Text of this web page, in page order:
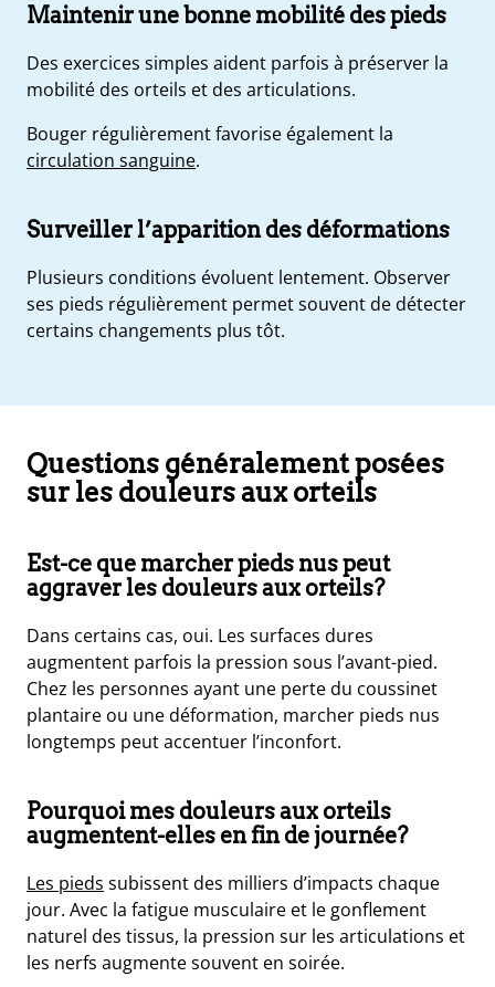
Maintenir une bonne mobilité des pieds
Des exercices simples aident parfois à préserver la
mobilité des orteils et des articulations.
Bouger régulièrement favorise également la
circulation sanguine.
Surveiller l’apparition des déformations
Plusieurs conditions évoluent lentement. Observer
ses pieds régulièrement permet souvent de détecter
certains changements plus tôt.
Questions généralement posées
sur les douleurs aux orteils
Est-ce que marcher pieds nus peut
aggraver les douleurs aux orteils?
Dans certains cas, oui. Les surfaces dures
augmentent parfois la pression sous l’avant-pied.
Chez les personnes ayant une perte du coussinet
plantaire ou une déformation, marcher pieds nus
longtemps peut accentuer l’inconfort.
Pourquoi mes douleurs aux orteils
augmentent-elles en fin de journée?
Les pieds subissent des milliers d’impacts chaque
jour. Avec la fatigue musculaire et le gonflement
naturel des tissus, la pression sur les articulations et
les nerfs augmente souvent en soirée.